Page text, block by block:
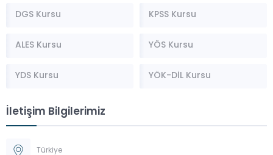
DGS Kursu KPSS Kursu
ALES Kursu YÖS Kursu
YDS Kursu YÖK-DİL Kursu
İletişim Bilgilerimiz
Türkiye